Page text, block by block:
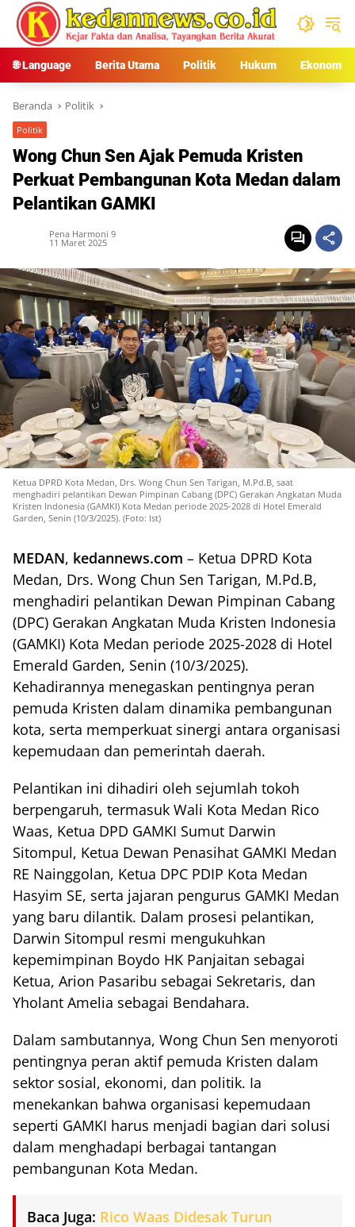
Langsung
konten
🌐 Language Berita Utama Politik Hukum Ekonomi
Beranda Politik
Politik
Wong Chun Sen Ajak Pemuda Kristen
Perkuat Pembangunan Kota Medan dalam
Pelantikan GAMKI
Pena Harmoni 9
11 Maret 2025
Ketua DPRD Kota Medan, Drs. Wong Chun Sen Tarigan, M.Pd.B, saat
menghadiri pelantikan Dewan Pimpinan Cabang (DPC) Gerakan Angkatan Muda
Kristen Indonesia (GAMKI) Kota Medan periode 2025-2028 di Hotel Emerald
Garden, Senin (10/3/2025). (Foto: Ist)
MEDAN, kedannews.com – Ketua DPRD Kota
Medan, Drs. Wong Chun Sen Tarigan, M.Pd.B,
menghadiri pelantikan Dewan Pimpinan Cabang
(DPC) Gerakan Angkatan Muda Kristen Indonesia
(GAMKI) Kota Medan periode 2025-2028 di Hotel
Emerald Garden, Senin (10/3/2025).
Kehadirannya menegaskan pentingnya peran
pemuda Kristen dalam dinamika pembangunan
kota, serta memperkuat sinergi antara organisasi
kepemudaan dan pemerintah daerah.
Pelantikan ini dihadiri oleh sejumlah tokoh
berpengaruh, termasuk Wali Kota Medan Rico
Waas, Ketua DPD GAMKI Sumut Darwin
Sitompul, Ketua Dewan Penasihat GAMKI Medan
RE Nainggolan, Ketua DPC PDIP Kota Medan
Hasyim SE, serta jajaran pengurus GAMKI Medan
yang baru dilantik. Dalam prosesi pelantikan,
Darwin Sitompul resmi mengukuhkan
kepemimpinan Boydo HK Panjaitan sebagai
Ketua, Arion Pasaribu sebagai Sekretaris, dan
Yholant Amelia sebagai Bendahara.
Dalam sambutannya, Wong Chun Sen menyoroti
pentingnya peran aktif pemuda Kristen dalam
sektor sosial, ekonomi, dan politik. Ia
menekankan bahwa organisasi kepemudaan
seperti GAMKI harus menjadi bagian dari solusi
dalam menghadapi berbagai tantangan
pembangunan Kota Medan.
Baca Juga: Rico Waas Didesak Turun